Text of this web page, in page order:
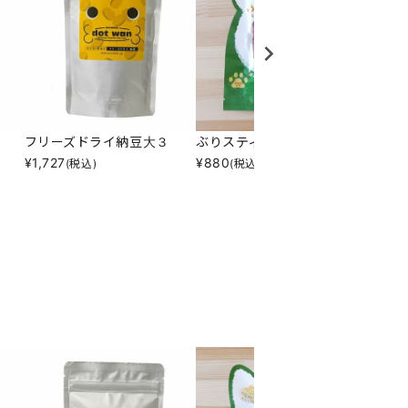
フリーズドライ納豆大３
¥1,727(税込)
ぶりスティック２
¥880(税込)